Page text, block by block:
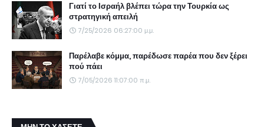
Γιατί το Ισραήλ βλέπει τώρα την Τουρκία ως
στρατηγική απειλή
7/25/2026 06:27:00 μ.μ.
Παρέλαβε κόμμα, παρέδωσε παρέα που δεν ξέρει
πού πάει
7/05/2026 11:07:00 π.μ.